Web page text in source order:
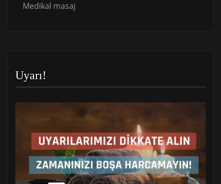
Medikal masaj
Uyarı!